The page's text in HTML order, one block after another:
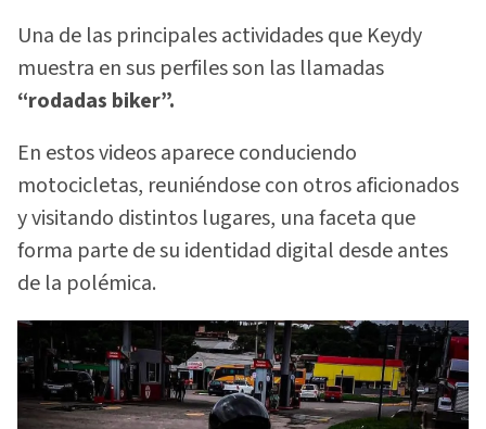
Una de las principales actividades que Keydy
muestra en sus perfiles son las llamadas
“rodadas biker”.
En estos videos aparece conduciendo
motocicletas, reuniéndose con otros aficionados
y visitando distintos lugares, una faceta que
forma parte de su identidad digital desde antes
de la polémica.